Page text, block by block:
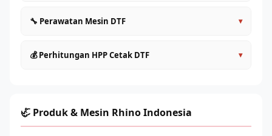
satuan
Roll to Roll (>60cm): Kapasitas industri, untuk produksi
🔧 Perawatan Mesin DTF ▾
sesudah operasional
💰 Perhitungan HPP Cetak DTF ▾
dan penyusutan mesin. Total biaya produksi umumnya Rp
🦏 Produk & Mesin Rhino Indonesia